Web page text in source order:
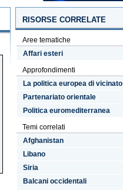
RISORSE CORRELATE
Aree tematiche
Affari esteri
Approfondimenti
La politica europea di vicinato
Partenariato orientale
Politica euromediterranea
Temi correlati
Afghanistan
Libano
Siria
Balcani occidentali